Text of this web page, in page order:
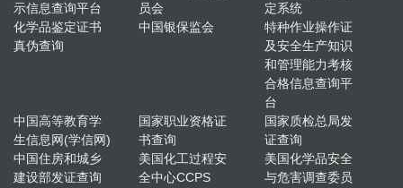
示信息查询平台
员会
定系统
化学品鉴定证书
真伪查询
中国银保监会
特种作业操作证
及安全生产知识
和管理能力考核
合格信息查询平
台
中国高等教育学
生信息网(学信网)
国家职业资格证
书查询
国家质检总局发
证查询
中国住房和城乡
建设部发证查询
美国化工过程安
全中心CCPS
美国化学品安全
与危害调查委员